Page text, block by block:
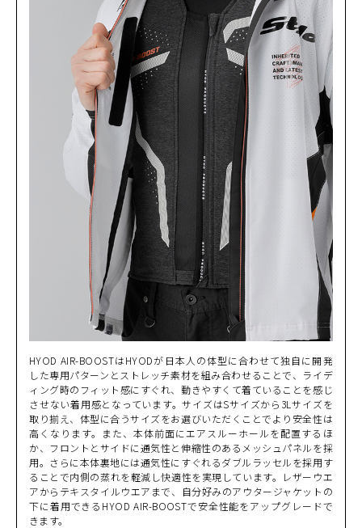
HYOD AIR-BOOSTはHYODが日本人の体型に合わせて独自に開発
した専用パターンとストレッチ素材を組み合わせることで、ライデ
ィング時のフィット感にすぐれ、動きやすくて着ていることを感じ
させない着用感となっています。サイズはSサイズから3Lサイズを
取り揃え、体型に合うサイズをお選びいただくことでより安全性は
高くなります。また、本体前面にエアスルーホールを配置するほ
か、フロントとサイドに通気性と伸縮性のあるメッシュパネルを採
用。さらに本体裏地には通気性にすぐれるダブルラッセルを採用す
ることで内側の蒸れを軽減し快適性を実現しています。レザーウエ
アからテキスタイルウエアまで、自分好みのアウタージャケットの
下に着用できるHYOD AIR-BOOSTで安全性能をアップグレードで
きます。
BLACK
M
¥41,690 (税込)
カートに入れる
BLACK
L
¥41,690 (税込)
カートに入れる
BLACK